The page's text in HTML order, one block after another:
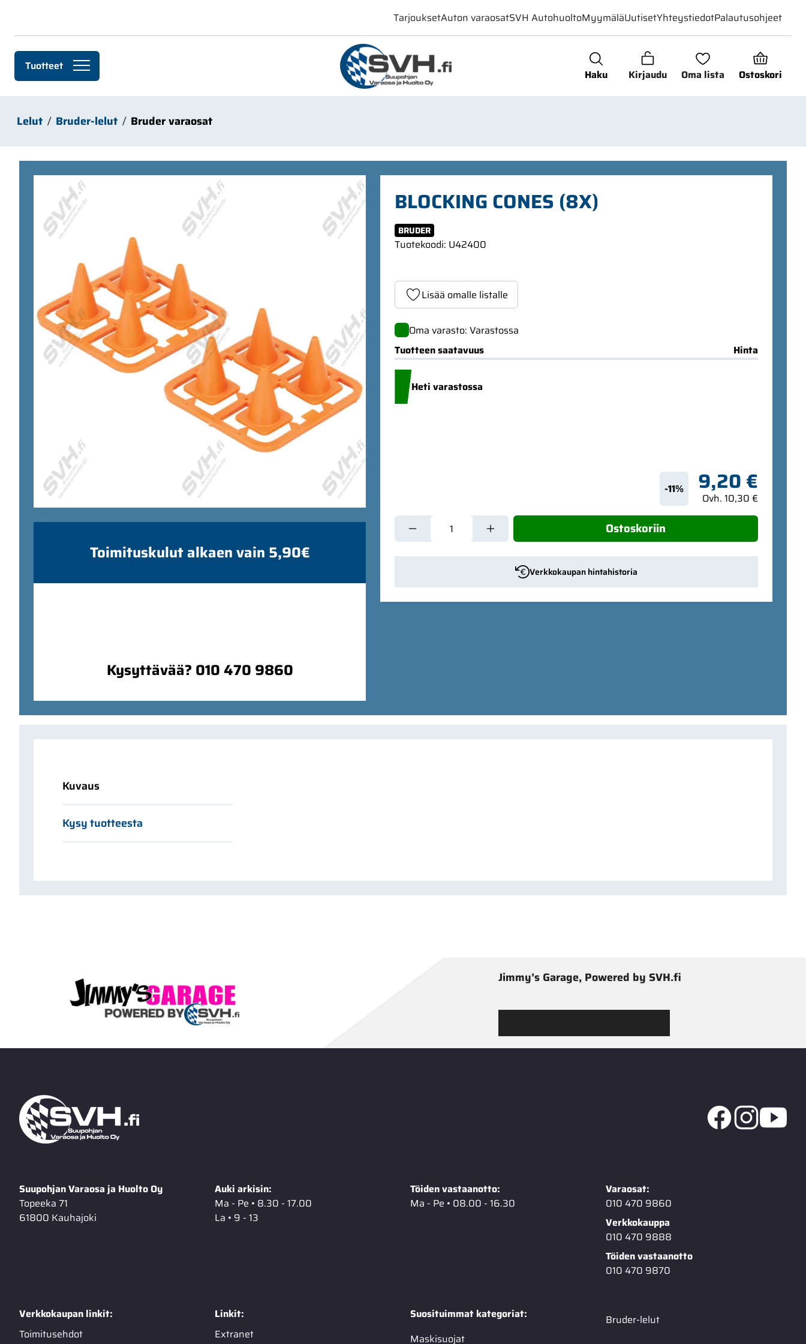
Haku Kirjaudu Oma lista Ostoskori
Tuotteet
TarjouksetAuton varaosatSVH AutohuoltoMyymäläUutisetYhteystiedotPalautusohjeet
Lelut Bruder-lelut Bruder varaosat
BLOCKING CONES (8X)
Ohita kuvat
BRUDER
Tuotekoodi: U42400
Lisää omalle listalle
Oma varasto: Varastossa
Tuotteen saatavuus
Hinta
Heti varastossa
-11% 9,20 €
Ovh. 10,30 €
Ostoskoriin
Verkkokaupan hintahistoria
Toimituskulut alkaen vain 5,90€
Kysyttävää? 010 470 9860
Kuvaus
Kysy tuotteesta
Jimmy’s Garage, Powered by SVH.fi
Suupohjan Varaosa ja Huolto Oy
Topeeka 71
61800 Kauhajoki
Auki arkisin:
Ma - Pe • 8.30 - 17.00
La • 9 - 13
Töiden vastaanotto:
Ma - Pe • 08.00 - 16.30
Varaosat:
010 470 9860
Verkkokauppa
010 470 9888
Töiden vastaanotto
010 470 9870
Verkkokaupan linkit:
Toimitusehdot
Linkit:
Extranet
Suosituimmat kategoriat:
Maskisuojat
Bruder-lelut